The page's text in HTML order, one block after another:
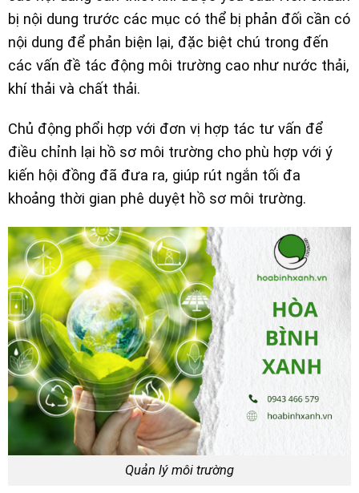
bị nội dung trước các mục có thể bị phản đối cần có
nội dung để phản biện lại, đặc biệt chú trong đến
các vấn đề tác động môi trường cao như nước thải,
khí thải và chất thải.
Chủ động phổi hợp với đơn vị hợp tác tư vấn để
điều chỉnh lại hồ sơ môi trường cho phù hợp với ý
kiến hội đồng đã đưa ra, giúp rút ngắn tối đa
khoảng thời gian phê duyệt hồ sơ môi trường.
Quản lý môi trường